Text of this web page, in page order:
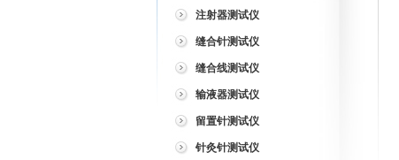
注射器测试仪
缝合针测试仪
缝合线测试仪
输液器测试仪
留置针测试仪
针灸针测试仪